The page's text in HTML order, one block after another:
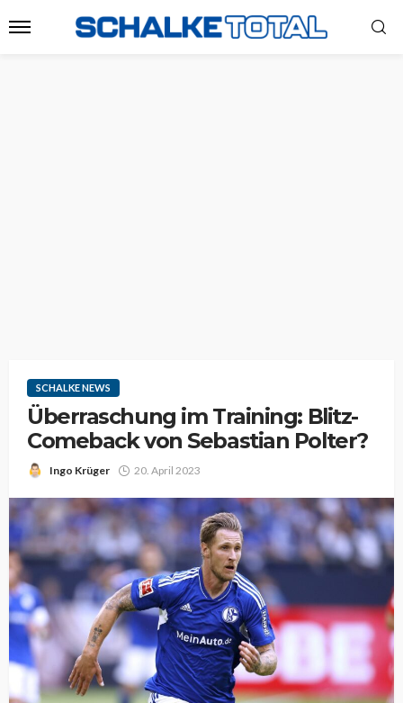
SCHALKE NEWS
Überraschung im Training: Blitz-
Comeback von Sebastian Polter?
Ingo Krüger 20. April 2023